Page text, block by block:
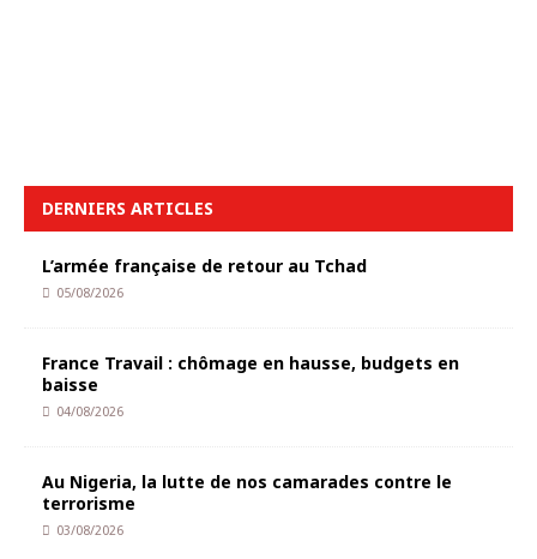
DERNIERS ARTICLES
L’armée française de retour au Tchad
05/08/2026
France Travail : chômage en hausse, budgets en
baisse
04/08/2026
Au Nigeria, la lutte de nos camarades contre le
terrorisme
03/08/2026